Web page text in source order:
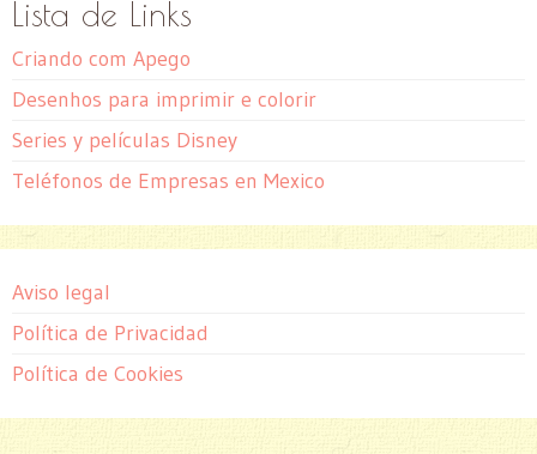
Lista de Links
Criando com Apego
Desenhos para imprimir e colorir
Series y películas Disney
Teléfonos de Empresas en Mexico
Aviso legal
Política de Privacidad
Política de Cookies